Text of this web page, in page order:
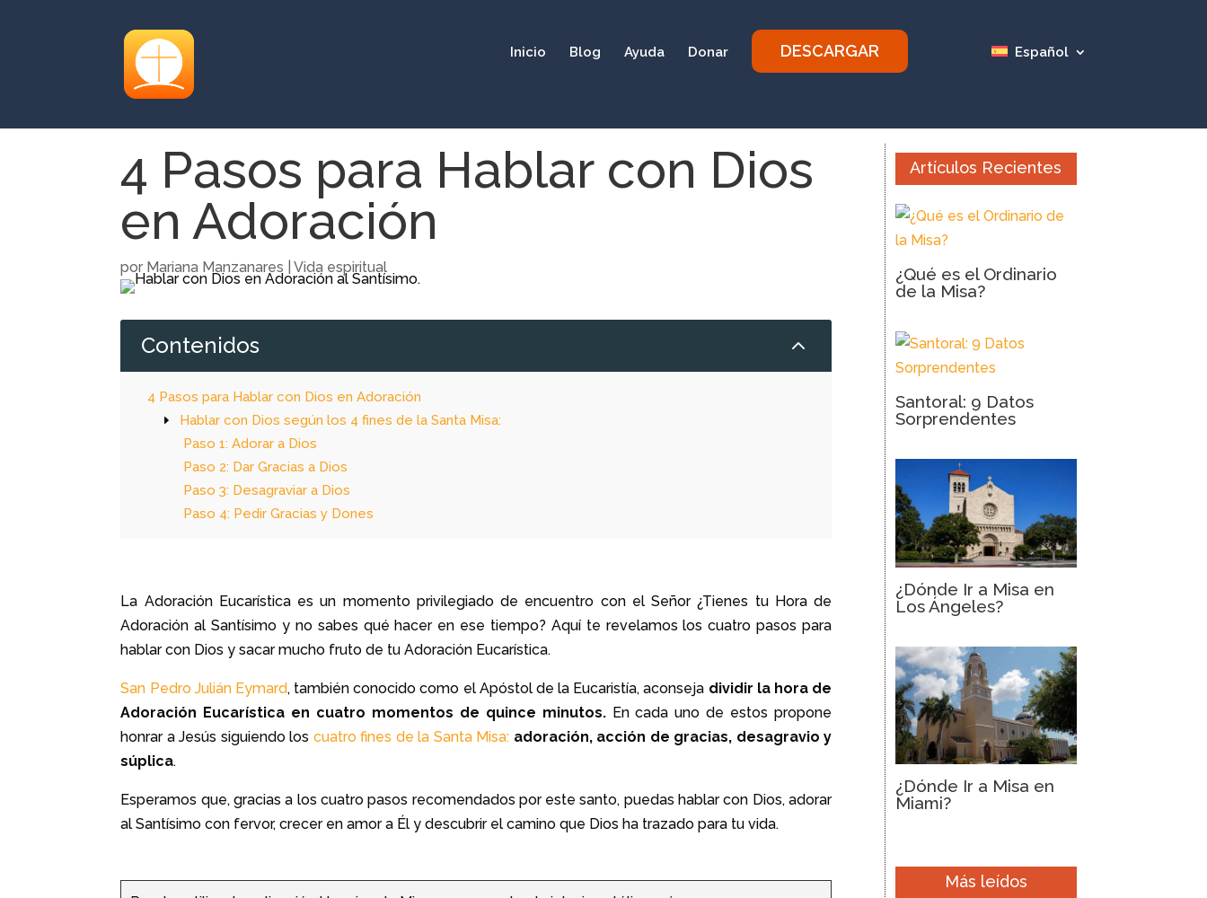
Inicio Blog Ayuda Donar DESCARGAR Español
4 Pasos para Hablar con Dios
en Adoración
por Mariana Manzanares |Vida espiritual
Contenidos 2
4 Pasos para Hablar con Dios en Adoración
Hablar con Dios según los 4 fines de la Santa Misa:
Paso 1: Adorar a Dios
Paso 2: Dar Gracias a Dios
Paso 3: Desagraviar a Dios
Paso 4: Pedir Gracias y Dones
La Adoración Eucarística es un momento privilegiado de encuentro con el Señor ¿Tienes tu Hora de
Adoración al Santísimo y no sabes qué hacer en ese tiempo? Aquí te revelamos los cuatro pasos para
hablar con Dios y sacar mucho fruto de tu Adoración Eucarística.
San Pedro Julián Eymard, también conocido como el Apóstol de la Eucaristía, aconseja dividir la hora de
Adoración Eucarística en cuatro momentos de quince minutos.En cada uno de estos propone
honrar a Jesús siguiendo los cuatro fines de la Santa Misa: adoración, acción de gracias, desagravio y
súplica.
Esperamos que, gracias a los cuatro pasos recomendados por este santo, puedas hablar con Dios, adorar
al Santísimo con fervor, crecer en amor a Él y descubrir el camino que Dios ha trazado para tu vida.
Artículos Recientes
¿Qué es el Ordinario
de la Misa?
Santoral: 9 Datos
Sorprendentes
¿Dónde Ir a Misa en
Los Ángeles?
¿Dónde Ir a Misa en
Miami?
Más leídos